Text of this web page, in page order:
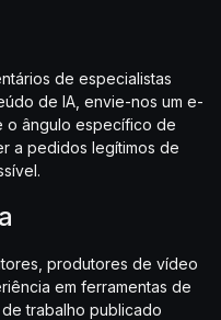
de especialistas
de IA, envie-nos um e-
o ângulo específico de
a pedidos legítimos de
produtores de vídeo
em ferramentas de
trabalho publicado